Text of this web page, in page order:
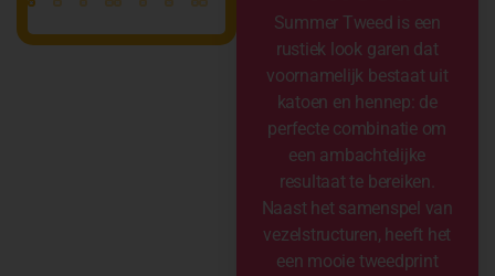
Summer Tweed is een
rustiek look garen dat
voornamelijk bestaat uit
katoen en hennep: de
perfecte combinatie om
een ambachtelijke
resultaat te bereiken.
Naast het samenspel van
vezelstructuren, heeft het
een mooie tweedprint